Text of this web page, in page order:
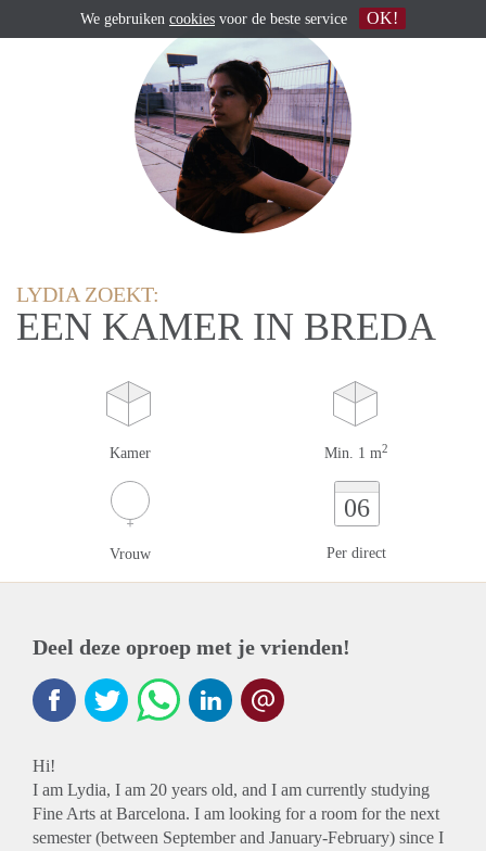
LYDIA ZOEKT:
EEN KAMER IN BREDA
Kamer Min. 1 m2
Vrouw
06
Per direct
Deel deze oproep met je vrienden!
Hi!
I am Lydia, I am 20 years old, and I am currently studying
Fine Arts at Barcelona. I am looking for a room for the next
semester (between September and January-February) since I
We gebruiken cookies voor de beste service OK!